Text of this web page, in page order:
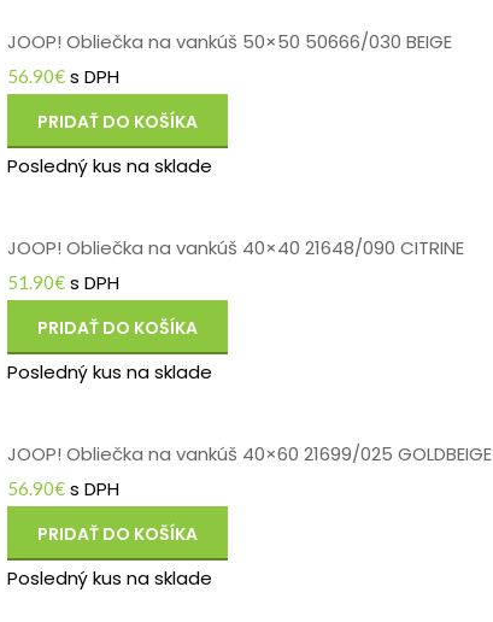
JOOP! Obliečka na vankúš 50×50 50666/030 BEIGE
56.90€ s DPH
PRIDAŤ DO KOŠÍKA
Posledný kus na sklade
JOOP! Obliečka na vankúš 40×40 21648/090 CITRINE
51.90€ s DPH
PRIDAŤ DO KOŠÍKA
Posledný kus na sklade
JOOP! Obliečka na vankúš 40×60 21699/025 GOLDBEIGE
56.90€ s DPH
PRIDAŤ DO KOŠÍKA
Posledný kus na sklade